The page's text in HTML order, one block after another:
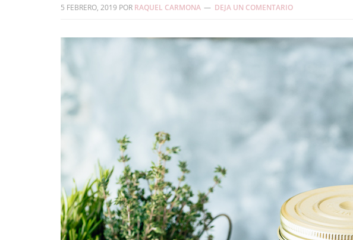
5 FEBRERO, 2019 POR RAQUEL CARMONA DEJA UN COMENTARIO